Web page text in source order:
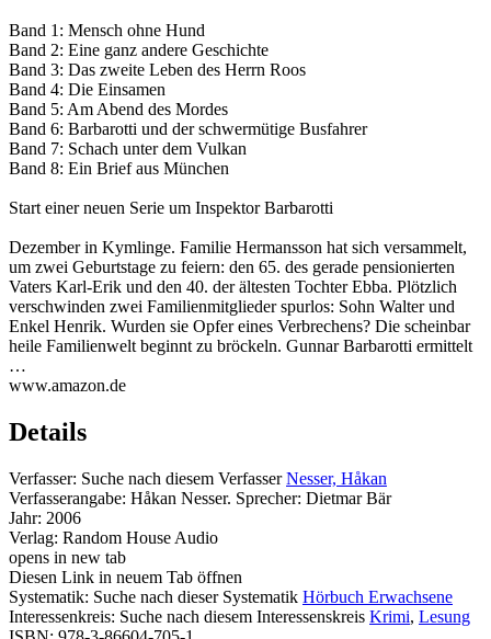
Band 1: Mensch ohne Hund
Band 2: Eine ganz andere Geschichte
Band 3: Das zweite Leben des Herrn Roos
Band 4: Die Einsamen
Band 5: Am Abend des Mordes
Band 6: Barbarotti und der schwermütige Busfahrer
Band 7: Schach unter dem Vulkan
Band 8: Ein Brief aus München
Start einer neuen Serie um Inspektor Barbarotti
Dezember in Kymlinge. Familie Hermansson hat sich versammelt,
um zwei Geburtstage zu feiern: den 65. des gerade pensionierten
Vaters Karl-Erik und den 40. der ältesten Tochter Ebba. Plötzlich
verschwinden zwei Familienmitglieder spurlos: Sohn Walter und
Enkel Henrik. Wurden sie Opfer eines Verbrechens? Die scheinbar
heile Familienwelt beginnt zu bröckeln. Gunnar Barbarotti ermittelt
…
www.amazon.de
Details
Verfasser: Suche nach diesem Verfasser Nesser, Håkan
Verfasserangabe: Håkan Nesser. Sprecher: Dietmar Bär
Jahr: 2006
Verlag: Random House Audio
opens in new tab
Diesen Link in neuem Tab öffnen
Systematik: Suche nach dieser Systematik Hörbuch Erwachsene
Interessenkreis: Suche nach diesem Interessenskreis Krimi, Lesung